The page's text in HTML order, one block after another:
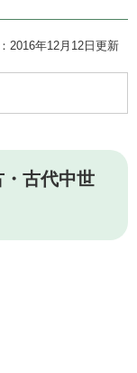
2016年12月12日更新
古代中世